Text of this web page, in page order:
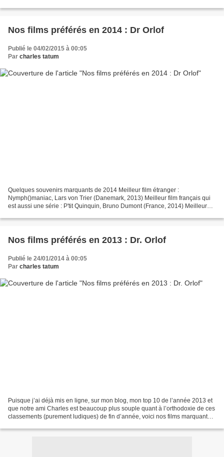
Nos films préférés en 2014 : Dr Orlof
Publié le 04/02/2015 à 00:05
Par charles tatum
Quelques souvenirs marquants de 2014 Meilleur film étranger :
Nymph()maniac, Lars von Trier (Danemark, 2013) Meilleur film français qui
est aussi une série : P'tit Quinquin, Bruno Dumont (France, 2014) Meilleur
Nos films préférés en 2013 : Dr. Orlof
Publié le 24/01/2014 à 00:05
Par charles tatum
Puisque j’ai déjà mis en ligne, sur mon blog, mon top 10 de l’année 2013 et
que notre ami Charles est beaucoup plus souple quant à l’orthodoxie de ces
classements (purement ludiques) de fin d’année, voici nos films marquants :